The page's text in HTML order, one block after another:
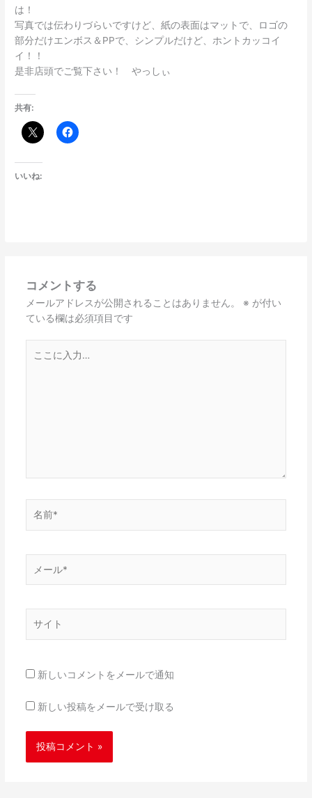
は！
写真では伝わりづらいですけど、紙の表面はマットで、ロゴの
部分だけエンボス＆PPで、シンプルだけど、ホントカッコイ
イ！！
是非店頭でご覧下さい！ やっしぃ
共有:
いいね:
コメントする
メールアドレスが公開されることはありません。 ※ が付い
ている欄は必須項目です
ー
*
新しいコメントをメールで通知
新しい投稿をメールで受け取る